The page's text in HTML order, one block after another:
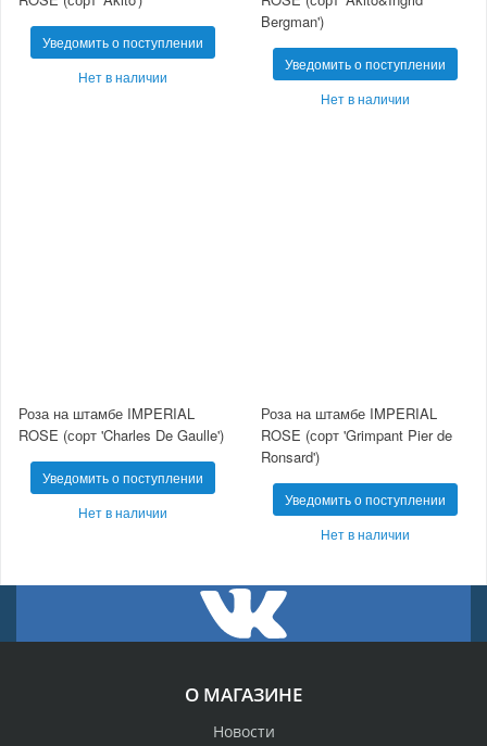
Уведомить о поступлении
Нет в наличии
Bergman')
Уведомить о поступлении
Нет в наличии
Роза на штамбе IMPERIAL
ROSE (сорт 'Charles De Gaulle')
Уведомить о поступлении
Нет в наличии
Роза на штамбе IMPERIAL
ROSE (сорт 'Grimpant Pier de
Ronsard')
Уведомить о поступлении
Нет в наличии
О МАГАЗИНЕ
Новости